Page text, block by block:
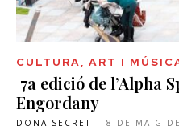
CULTURA, ART I
7a edició de l’Alpha
Engordany
DONA SECRET - 8 DE MAIG